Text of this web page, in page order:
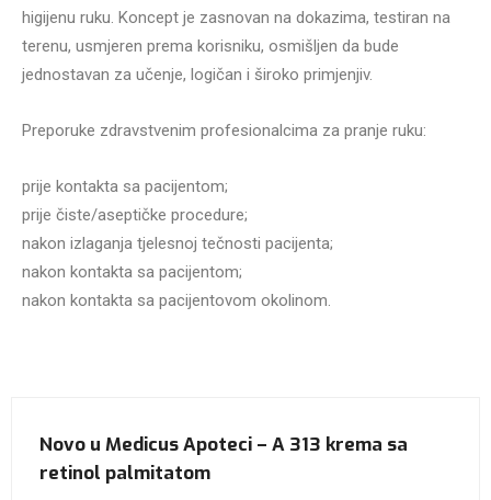
higijenu ruku. Koncept je zasnovan na dokazima, testiran na
terenu, usmjeren prema korisniku, osmišljen da bude
jednostavan za učenje, logičan i široko primjenjiv.
Preporuke zdravstvenim profesionalcima za pranje ruku:
prije kontakta sa pacijentom;
prije čiste/aseptičke procedure;
nakon izlaganja tjelesnoj tečnosti pacijenta;
nakon kontakta sa pacijentom;
nakon kontakta sa pacijentovom okolinom.
Novo u Medicus Apoteci – A 313 krema sa
retinol palmitatom